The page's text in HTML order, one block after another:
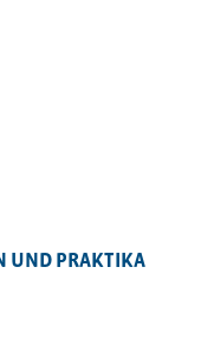
UND PRAKTIKA